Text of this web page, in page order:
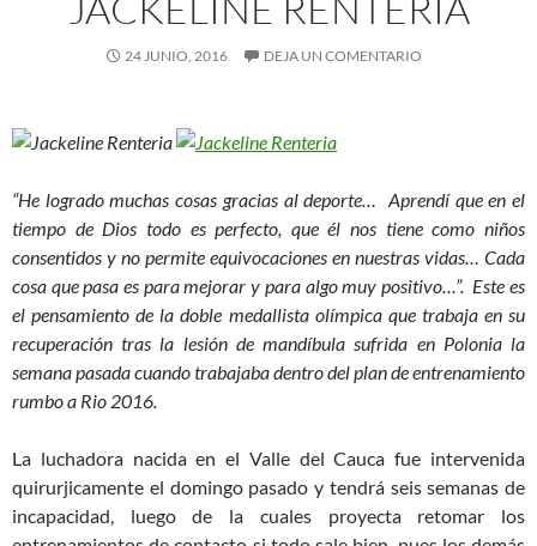
24 JUNIO, 2016 DEJA UN COMENTARIO
“He logrado muchas cosas gracias al deporte… Aprendí que en el
tiempo de Dios todo es perfecto, que él nos tiene como niños
consentidos y no permite equivocaciones en nuestras vidas… Cada
cosa que pasa es para mejorar y para algo muy positivo…”. Este es
el pensamiento de la doble medallista olímpica que trabaja en su
recuperación tras la lesión de mandíbula sufrida en Polonia la
semana pasada cuando trabajaba dentro del plan de entrenamiento
rumbo a Rio 2016.
La luchadora nacida en el Valle del Cauca fue intervenida
quirurjicamente el domingo pasado y tendrá seis semanas de
incapacidad, luego de la cuales proyecta retomar los